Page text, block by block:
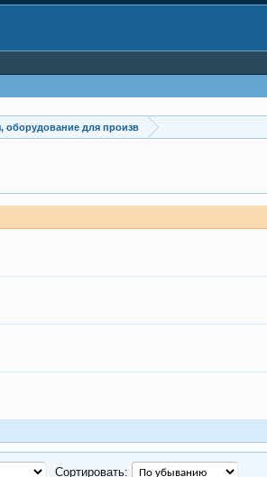
оборудование для произв
Сортировать: